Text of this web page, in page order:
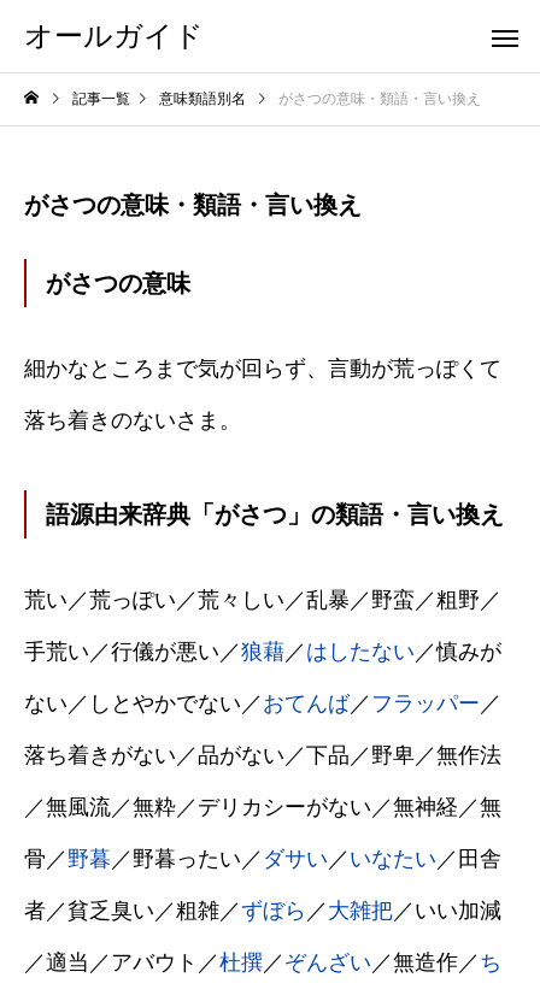
オールガイド
記事一覧 意味類語別名 がさつの意味・類語・言い換え
がさつの意味・類語・言い換え
がさつの意味
細かなところまで気が回らず、言動が荒っぽくて
落ち着きのないさま。
語源由来辞典「がさつ」の類語・言い換え
荒い／荒っぽい／荒々しい／乱暴／野蛮／粗野／
手荒い／行儀が悪い／狼藉／ はしたない ／慎みが
ない／しとやかでない／ おてんば／ フラッパー ／
落ち着きがない／品がない／下品／野卑／無作法
／無風流／無粋／デリカシーがない／無神経／無
骨／ 野暮 ／野暮ったい／ ダサい ／ いなたい ／田舎
者／貧乏臭い／粗雑／ずぼら ／ 大雑把／いい加減
／適当／アバウト／杜撰／ ぞんざい ／無造作／ ち